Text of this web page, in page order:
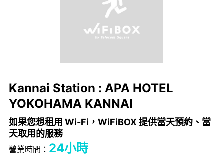
Kannai Station : APA HOTEL
YOKOHAMA KANNAI
如果您想租用 Wi-Fi，WiFiBOX 提供當天預約、當
天取用的服務
營業時間： 24小時